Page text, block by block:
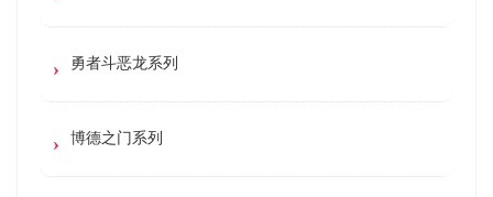
勇者斗恶龙系列
博德之门系列